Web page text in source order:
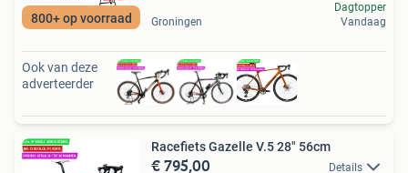
800+ op voorraad Groningen
Dagtopper
Vandaag
Ook van deze
adverteerder
Racefiets Gazelle V.5 28" 56cm
€ 795,00 Details